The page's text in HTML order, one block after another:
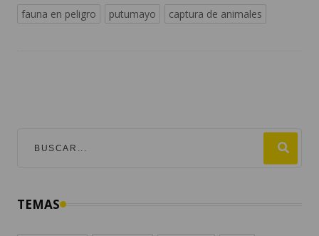
fauna en peligro
putumayo captura de animales
TEMAS